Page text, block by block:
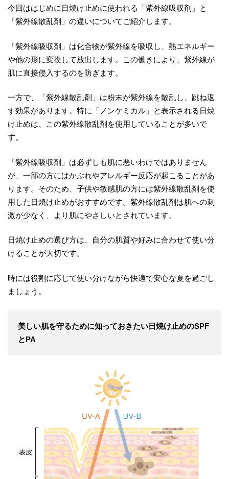
今回ははじめに日焼け止めに使われる「紫外線吸収剤」と
「紫外線散乱剤」の違いについてご紹介します。
「紫外線吸収剤」は化合物が紫外線を吸収し、熱エネルギー
や他の形に変換して放出します。この働きにより、紫外線が
肌に直接侵入するのを防ぎます。
一方で、「紫外線散乱剤」は粉末が紫外線を散乱し、跳ね返
す効果があります。特に「ノンケミカル」と表示される日焼
け止めは、この紫外線散乱剤を使用していることが多いで
す。
「紫外線吸収剤」は必ずしも肌に悪いわけではありません
が、一部の方にはかぶれやアレルギー反応が起こることがあ
ります。そのため、子供や敏感肌の方には紫外線散乱剤を使
用した日焼け止めがおすすめです。紫外線散乱剤は肌への刺
激が少なく、より肌にやさしいとされています。
日焼け止めの選び方は、自分の肌質や好みに合わせて使い分
けることが大切です。
時には役割に応じて使い分けながら快適で安心な夏を過ごし
ましょう。
美しい肌を守るために知っておきたい日焼け止めのSPF
とPA